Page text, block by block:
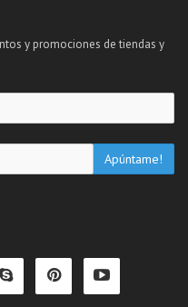
y promociones de tiendas y